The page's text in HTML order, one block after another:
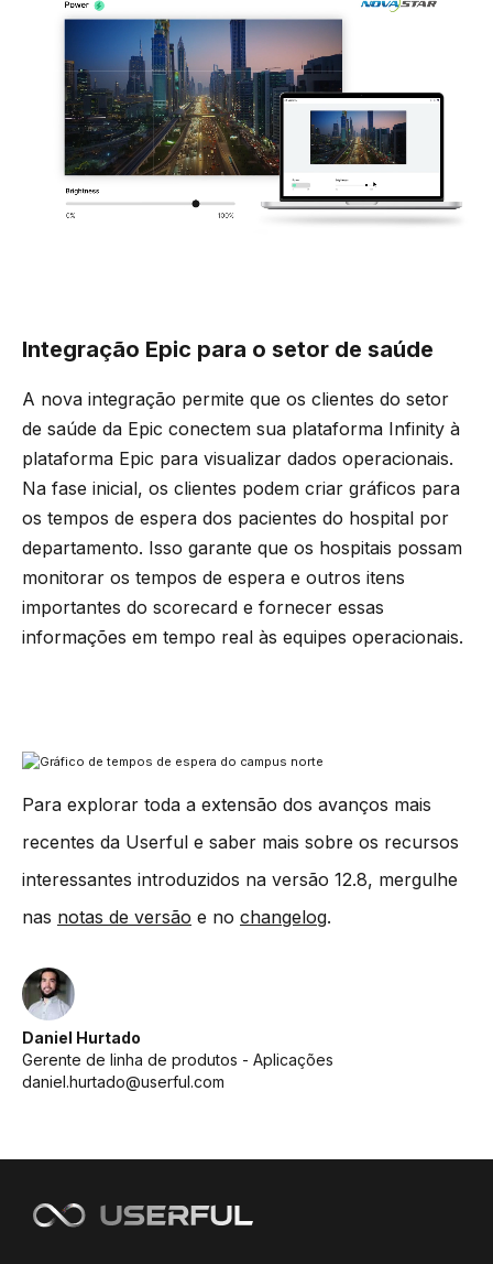
Integração Epic para o setor de saúde
A nova integração permite que os clientes do setor
de saúde da Epic conectem sua plataforma Infinity à
plataforma Epic para visualizar dados operacionais.
Na fase inicial, os clientes podem criar gráficos para
os tempos de espera dos pacientes do hospital por
departamento. Isso garante que os hospitais possam
monitorar os tempos de espera e outros itens
importantes do scorecard e fornecer essas
informações em tempo real às equipes operacionais.
Para explorar toda a extensão dos avanços mais
recentes da Userful e saber mais sobre os recursos
interessantes introduzidos na versão 12.8, mergulhe
nas notas de versão e no changelog.
Daniel Hurtado
Gerente de linha de produtos - Aplicações
daniel.hurtado@userful.com